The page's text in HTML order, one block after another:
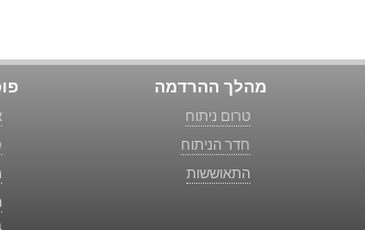
מהלך ההרדמה
טרום ניתוח
חדר הניתוח
התאוששות